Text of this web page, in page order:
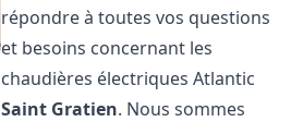
répondre à toutes vos questions
et besoins concernant les
chaudières électriques Atlantic
Saint Gratien. Nous sommes